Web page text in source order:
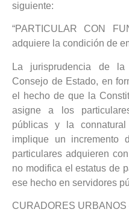
siguiente:
“PARTICULAR CON
adquiere la condición de
La jurisprudencia de
Consejo de Estado, en
el hecho de que la
asigne a los
públicas y la
implique un incremento
particulares adquieren
no modifica el estatus de
ese hecho en servidores
CURADORES